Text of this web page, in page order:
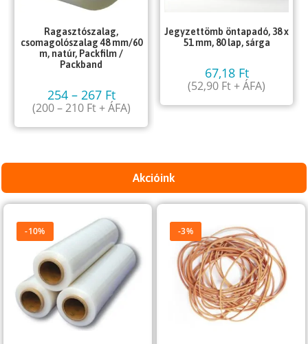
Ragasztószalag,
csomagolószalag 48 mm/60
m, natúr, Packfilm /
Packband
254 – 267 Ft
(200–210 Ft+ ÁFA)
Jegyzettömb öntapadó, 38 x
51 mm, 80 lap, sárga
67,18 Ft
(52,90 Ft+ ÁFA)
Akcióink
-10% -3%